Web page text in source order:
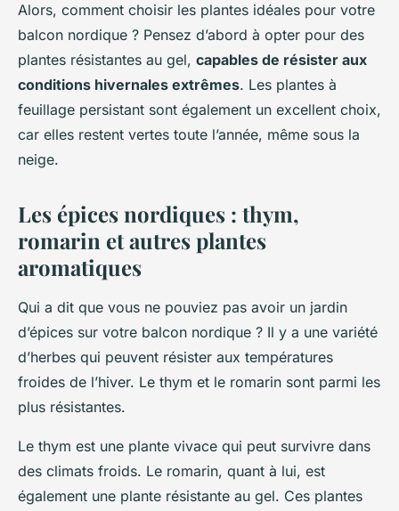
Alors, comment choisir les plantes idéales pour votre
balcon nordique ? Pensez d’abord à opter pour des
plantes résistantes au gel, capables de résister aux
conditions hivernales extrêmes. Les plantes à
feuillage persistant sont également un excellent choix,
car elles restent vertes toute l’année, même sous la
neige.
Les épices nordiques : thym,
romarin et autres plantes
aromatiques
Qui a dit que vous ne pouviez pas avoir un jardin
d’épices sur votre balcon nordique ? Il y a une variété
d’herbes qui peuvent résister aux températures
froides de l’hiver. Le thym et le romarin sont parmi les
plus résistantes.
Le thym est une plante vivace qui peut survivre dans
des climats froids. Le romarin, quant à lui, est
également une plante résistante au gel. Ces plantes